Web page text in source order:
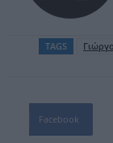
TAGS
Facebook